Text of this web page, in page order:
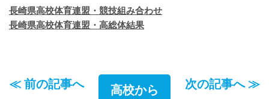
長崎県高校体育連盟・競技組み合わせ
長崎県高校体育連盟・高総体結果
≪ 前の記事へ 高校から 次の記事へ ≫